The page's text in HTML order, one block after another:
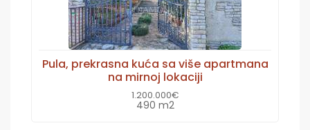
Pula, prekrasna kuća sa više apartmana
na mirnoj lokaciji
1.200.000€
490 m2